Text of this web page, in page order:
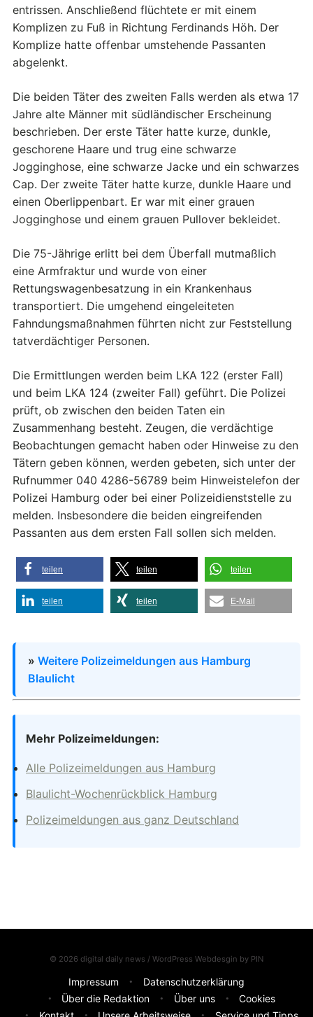
entrissen. Anschließend flüchtete er mit einem
Komplizen zu Fuß in Richtung Ferdinands Höh. Der
Komplize hatte offenbar umstehende Passanten
abgelenkt.
Die beiden Täter des zweiten Falls werden als etwa 17
Jahre alte Männer mit südländischer Erscheinung
beschrieben. Der erste Täter hatte kurze, dunkle,
geschorene Haare und trug eine schwarze
Jogginghose, eine schwarze Jacke und ein schwarzes
Cap. Der zweite Täter hatte kurze, dunkle Haare und
einen Oberlippenbart. Er war mit einer grauen
Jogginghose und einem grauen Pullover bekleidet.
Die 75-Jährige erlitt bei dem Überfall mutmaßlich
eine Armfraktur und wurde von einer
Rettungswagenbesatzung in ein Krankenhaus
transportiert. Die umgehend eingeleiteten
Fahndungsmaßnahmen führten nicht zur Feststellung
tatverdächtiger Personen.
Die Ermittlungen werden beim LKA 122 (erster Fall)
und beim LKA 124 (zweiter Fall) geführt. Die Polizei
prüft, ob zwischen den beiden Taten ein
Zusammenhang besteht. Zeugen, die verdächtige
Beobachtungen gemacht haben oder Hinweise zu den
Tätern geben können, werden gebeten, sich unter der
Rufnummer 040 4286-56789 beim Hinweistelefon der
Polizei Hamburg oder bei einer Polizeidienststelle zu
melden. Insbesondere die beiden eingreifenden
Passanten aus dem ersten Fall sollen sich melden.
teilen teilen teilen
teilen teilen E-Mail
» Weitere Polizeimeldungen aus Hamburg
Blaulicht
Mehr Polizeimeldungen:
Alle Polizeimeldungen aus Hamburg
Blaulicht-Wochenrückblick Hamburg
Polizeimeldungen aus ganz Deutschland
© 2026 digital daily news / WordPress Webdesgin by PIN
Impressum
Datenschutzerklärung
Über die Redaktion
Über uns
Cookies